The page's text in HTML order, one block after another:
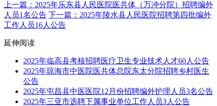
上一篇：2025年乐东县人民医院医共体（万冲分院）招聘编外
人员1名公告 下一篇：2025年陵水县人民医院招聘第四批编外
工作人员16人公告
延伸阅读
2025年临高县考核招聘医疗卫生专业技术人才60人公告
2025年琼海市中医院医共体总院东太分院招聘乡村医生
公告
2025年屯昌县中医医院12月份招聘编外护理人员3名公告
2025年三亚市选聘下属事业单位工作人员3人公告